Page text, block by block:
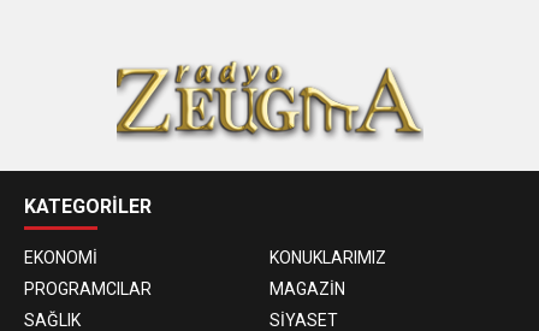
KATEGORİLER
EKONOMİ
KONUKLARIMIZ
PROGRAMCILAR
MAGAZİN
SAĞLIK
SİYASET